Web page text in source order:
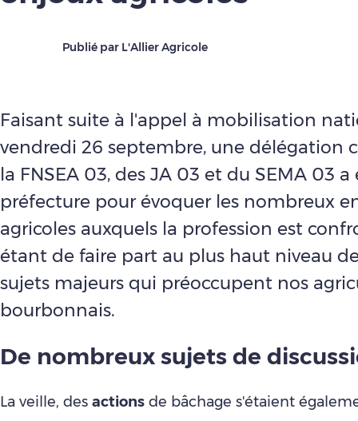
Publié par L'Allier Agricole
Faisant suite à l'appel à mobilisation
vendredi 26 septembre, une délégation
la FNSEA 03, des JA 03 et du SEMA 03
préfecture pour évoquer les nombreux
agricoles auxquels la profession est
étant de faire part au plus haut niveau
sujets majeurs qui préoccupent nos
bourbonnais.
De nombreux sujets de
La veille, des actions de bâchage s'étaient